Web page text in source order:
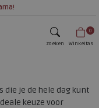
zoeken
0
Winkeltas
die je de hele dag kunt
keuze voor